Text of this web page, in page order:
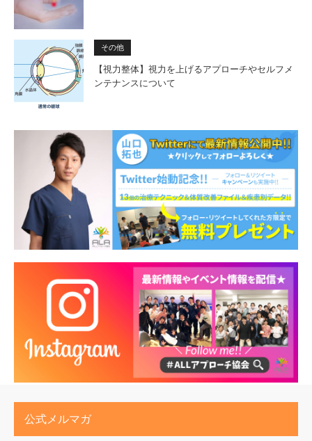
その他
【視力整体】視力を上げるアプローチやセルフメ
ンテナンスについて
公式メルマガ